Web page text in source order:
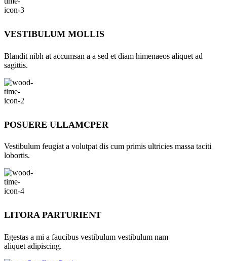
VESTIBULUM MOLLIS
Blandit nibh at accumsan a a sed et diam himenaeos aliquet ad
sagittis.
POSUERE ULLAMCPER
Vestibulum feugiat a volutpat dis cum primis ultricies massa taciti
lobortis.
LITORA PARTURIENT
Egestas a mi a faucibus vestibulum vestibulum nam
aliquet adipiscing.